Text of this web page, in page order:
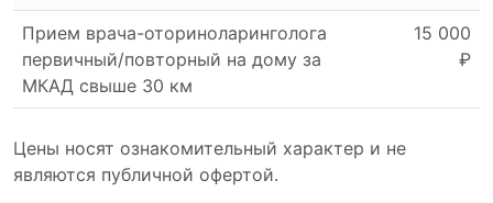
Прием врача-оториноларинголога
первичный/повторный на дому за
МКАД свыше 30 км
15 000
₽
Цены носят ознакомительный характер и не
являются публичной офертой.